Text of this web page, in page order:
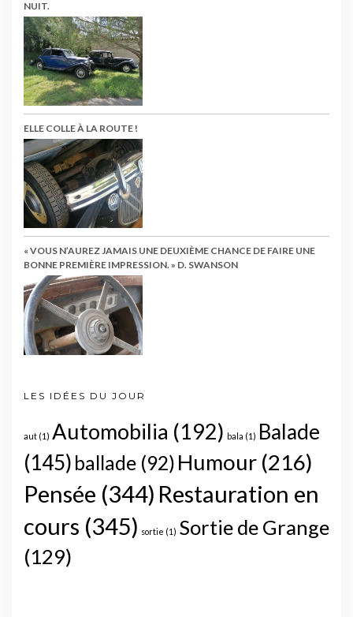
NUIT.
ELLE COLLE À LA ROUTE !
« VOUS N’AUREZ JAMAIS UNE DEUXIÈME CHANCE DE FAIRE UNE
BONNE PREMIÈRE IMPRESSION. » D. SWANSON
LES IDÉES DU JOUR
aut (1) Automobilia (192) bala (1) Balade
(145) ballade (92) Humour (216)
Pensée (344) Restauration en
cours (345) sortie (1) Sortie de Grange
(129)